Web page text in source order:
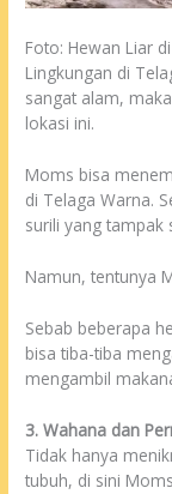
Foto: Hewan Liar
Lingkungan di
sangat alam,
lokasi ini.
Moms bisa
di Telaga Warna.
surili yang tampak
Namun, tentunya
Sebab beberapa
bisa tiba-tiba
mengambil
3. Wahana dan
Tidak hanya
tubuh, di sini